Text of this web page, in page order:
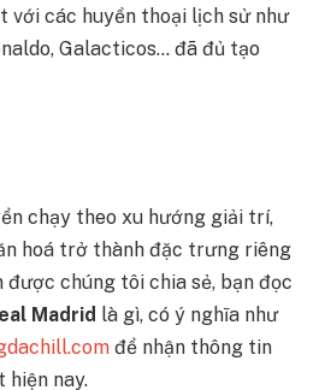
với các huyền thoại lịch sử như
Galacticos… đã đủ tạo
chạy theo xu hướng giải trí,
hoá trở thành đặc trưng riêng
được chúng tôi chia sẻ, bạn đọc
Madrid là gì, có ý nghĩa như
để nhận thông tin
hiện nay.